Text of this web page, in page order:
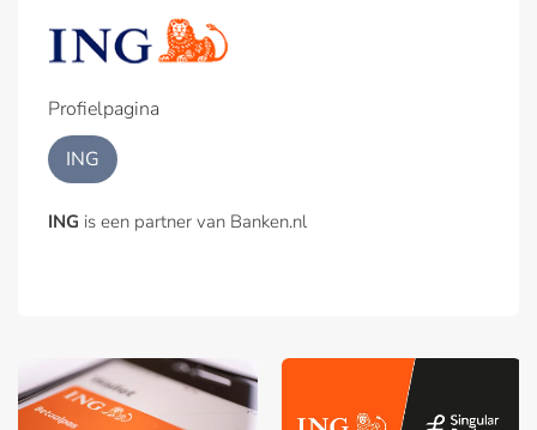
Profielpagina
ING
ING is een partner van Banken.nl